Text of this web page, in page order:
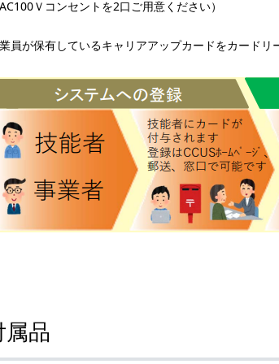
Ｖコンセントを2口ご用意ください）
員が保有しているキャリアアップカードをカードリ
属品